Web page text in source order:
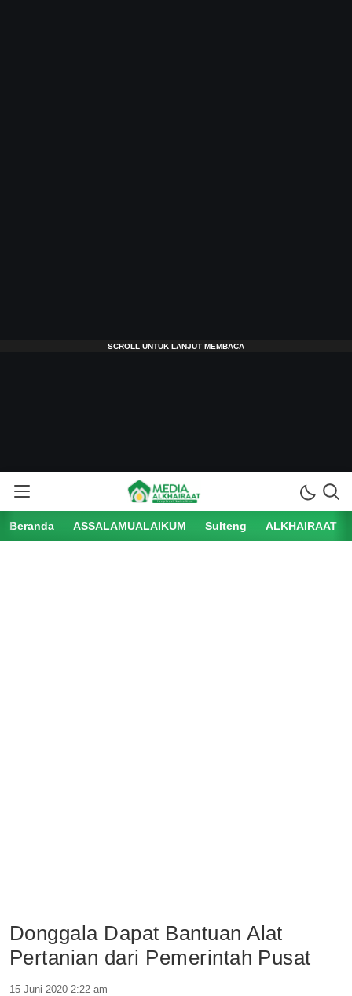
Beranda ASSALAMUALAIKUM Sulteng ALKHAIRAAT
Donggala Dapat Bantuan Alat
Pertanian dari Pemerintah Pusat
15 Juni 2020 2:22 am